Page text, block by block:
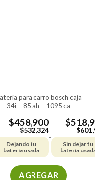
34i – 85 ah – 1095 ca
$458,900
$532,324
Dejando tu
batería usada
-
$
$
Sin dejar tu
batería
AGREGAR